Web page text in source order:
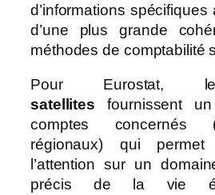
d’informations
d’une plus grande
méthodes de comptabilité
Pour
satellites fournissent
comptes concernés
régionaux) qui
l’attention sur un
précis de la vie